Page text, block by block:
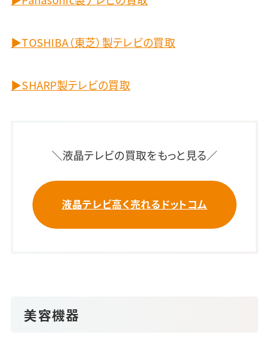
▶TOSHIBA（東芝）製テレビの買取
▶SHARP製テレビの買取
＼液晶テレビの買取をもっと見る／
液晶テレビ高く売れるドットコム
美容機器